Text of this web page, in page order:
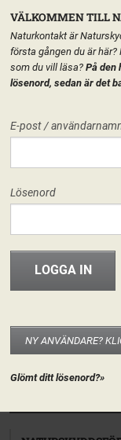
FORUM
INFO & MATERIAL
HEM FÖRENINGEN
Hej världen!
28 maj, 2013
startsida för de grupper
VÄLKOMMEN TILL
Naturkontakt är
första gången du är
som du vill läsa? På den
lösenord, sedan är det
E-post /
Lösenord
NY ANVÄNDARE?
Glömt ditt lösenord?»